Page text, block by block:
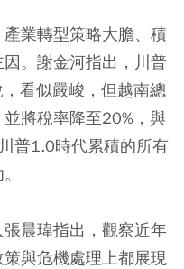
業轉型策略大膽、積
。謝金河指出，川普
看似嚴峻，但越南總
將稅率降至20%，與
普1.0時代累積的所有
晨瑋指出，觀察近年
與危機處理上都展現